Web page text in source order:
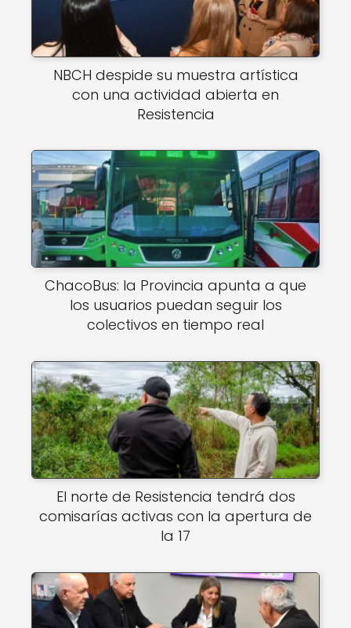
NBCH despide su muestra artística
con una actividad abierta en
Resistencia
ChacoBus: la Provincia apunta a que
los usuarios puedan seguir los
colectivos en tiempo real
El norte de Resistencia tendrá dos
comisarías activas con la apertura de
la 17